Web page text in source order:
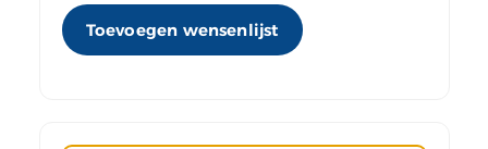
Toevoegen wensenlijst